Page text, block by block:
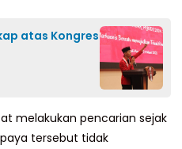
atas Kongres
melakukan pencarian sejak
tersebut tidak